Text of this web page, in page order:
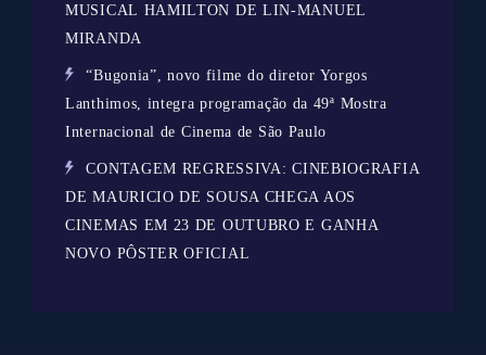
MUSICAL HAMILTON DE LIN-MANUEL
MIRANDA
“Bugonia”, novo filme do diretor Yorgos
Lanthimos, integra programação da 49ª Mostra
Internacional de Cinema de São Paulo
CONTAGEM REGRESSIVA: CINEBIOGRAFIA
DE MAURICIO DE SOUSA CHEGA AOS
CINEMAS EM 23 DE OUTUBRO E GANHA
NOVO PÔSTER OFICIAL